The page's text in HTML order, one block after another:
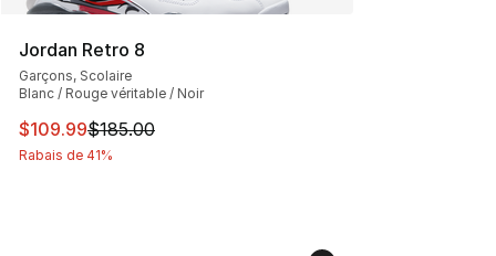
Jordan Retro 8
Garçons, Scolaire
Blanc / Rouge véritable / Noir
Cet article est en solde. Le prix est passé de $185.00 à
$109.99$185.00
Rabais de 41%